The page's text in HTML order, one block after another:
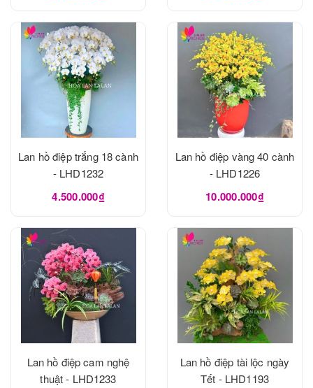
Lan hồ điệp trắng 18 cành
- LHD1232
4.500.000₫
Lan hồ điệp vàng 40 cành
- LHD1226
10.000.000₫
Lan hồ điệp cam nghệ
thuật - LHD1233
Lan hồ điệp tài lộc ngày
Tết - LHD1193